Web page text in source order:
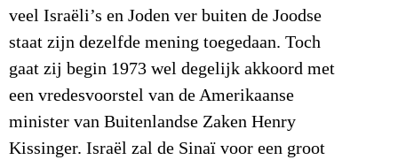
veel Israëli’s en Joden ver buiten de Joodse
staat zijn dezelfde mening toegedaan. Toch
gaat zij begin 1973 wel degelijk akkoord met
een vredesvoorstel van de Amerikaanse
minister van Buitenlandse Zaken Henry
Kissinger. Israël zal de Sinaï voor een groot